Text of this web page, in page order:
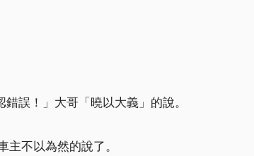
誤！」大哥「曉以大義」的說。
主不以為然的說了。